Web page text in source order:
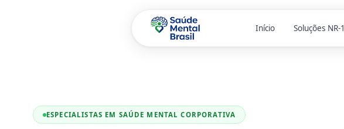
Início Soluções NR-1
ESPECIALISTAS EM SAÚDE MENTAL CORPORATIVA